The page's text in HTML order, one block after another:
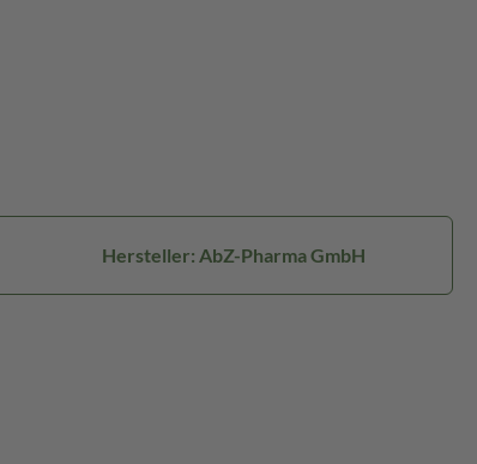
Hersteller: AbZ-Pharma GmbH